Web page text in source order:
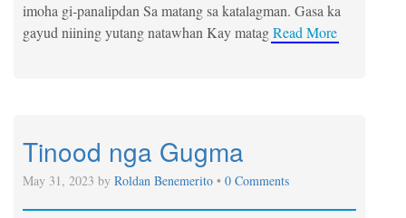
imoha gi-panalipdan Sa matang sa katalagman. Gasa ka
gayud niining yutang natawhan Kay matagRead More
Tinood nga Gugma
May 31, 2023 by Roldan Benemerito • 0 Comments